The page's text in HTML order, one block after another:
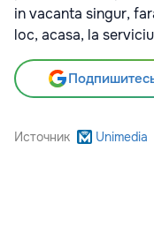
in vacanta singur,
loc, acasa, la
Источник Unimedia